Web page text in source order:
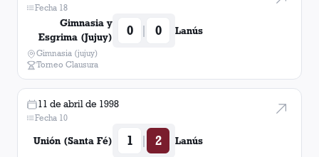
Fecha 18
Gimnasia y
Esgrima (Jujuy)
0 | 0 Lanús
Gimnasia (jujuy)
Torneo Clausura
11 de abril de 1998
Fecha 10
Unión (Santa Fé) 1 | 2 Lanús